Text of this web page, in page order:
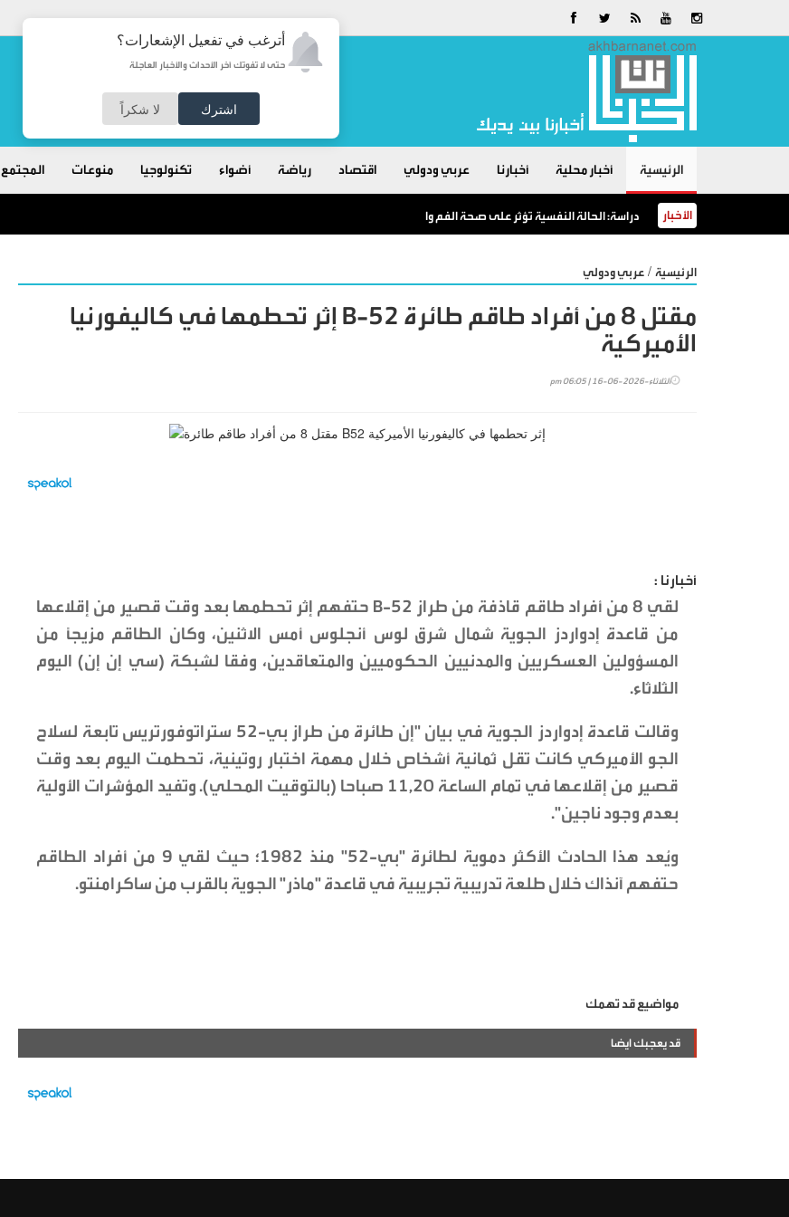
أترغب في تفعيل الإشعارات؟
حتى لا تفوتك آخر الأحداث والأخبار العاجلة
اشترك لا شكراً
الرئيسية أخبار محلية أخبارنا عربي ودولي اقتصاد رياضة أضواء تكنولوجيا منوعات المجتمع
الأخبار دراسة: الحالة النفسية تؤثر على صحة الفم والأسنان
الرئيسية / عربي ودولي
مقتل 8 من أفراد طاقم طائرة B-52 إثر تحطمها في كاليفورنيا
الأميركية
الثلاثاء-2026-06-16 | 06:05 pm
أخبارنا :
لقي 8 من أفراد طاقم قاذفة من طراز B-52 حتفهم إثر تحطمها بعد وقت قصير من إقلاعها
من قاعدة إدواردز الجوية شمال شرق لوس أنجلوس أمس الاثنين، وكان الطاقم مزيجًا من
المسؤولين العسكريين والمدنيين الحكوميين والمتعاقدين، وفقا لشبكة (سي إن إن) اليوم
الثلاثاء.
وقالت قاعدة إدواردز الجوية في بيان "إن طائرة من طراز بي-52 ستراتوفورتريس تابعة لسلاح
الجو الأميركي كانت تقل ثمانية أشخاص خلال مهمة اختبار روتينية، تحطمت اليوم بعد وقت
قصير من إقلاعها في تمام الساعة 11,20 صباحا (بالتوقيت المحلي). وتفيد المؤشرات الأولية
بعدم وجود ناجين".
ويُعد هذا الحادث الأكثر دموية لطائرة "بي-52" منذ 1982؛ حيث لقي 9 من أفراد الطاقم
حتفهم آنذاك خلال طلعة تدريبية تجريبية في قاعدة "ماذر" الجوية بالقرب من ساكرامنتو.
مواضيع قد تهمك
قد يعجبك ايضا